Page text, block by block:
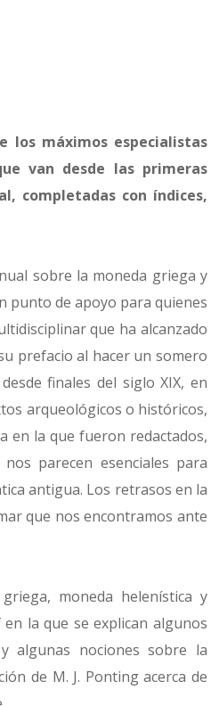
los máximos especialistas
van desde las primeras
completadas con índices,
sobre la moneda griega y
punto de apoyo para quienes
que ha alcanzado
prefacio al hacer un somero
finales del siglo XIX, en
arqueológicos o históricos,
en la que fueron redactados,
parecen esenciales para
antigua. Los retrasos en la
que nos encontramos ante
moneda helenística y
la que se explican algunos
algunas nociones sobre la
de M. J. Ponting acerca de